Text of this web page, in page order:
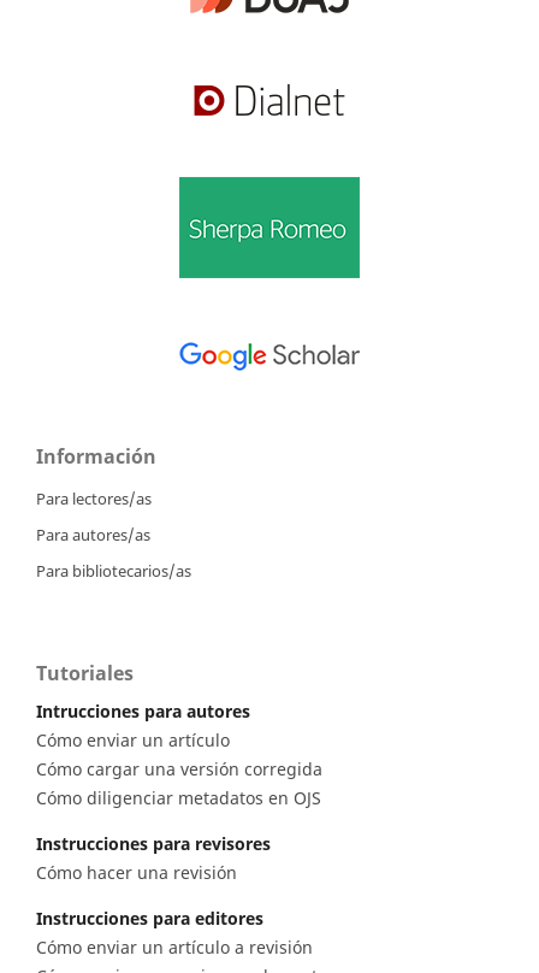
Información
Para lectores/as
Para autores/as
Para bibliotecarios/as
Tutoriales
Intrucciones para autores
Cómo enviar un artículo
Cómo cargar una versión corregida
Cómo diligenciar metadatos en OJS
Instrucciones para revisores
Cómo hacer una revisión
Instrucciones para editores
Cómo enviar un artículo a revisión